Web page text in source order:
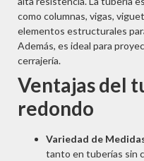
como columnas, vigas,
elementos estructurales
Además, es ideal para
cerrajería.
Ventajas del
redondo
Variedad de
tanto en tuberías sin